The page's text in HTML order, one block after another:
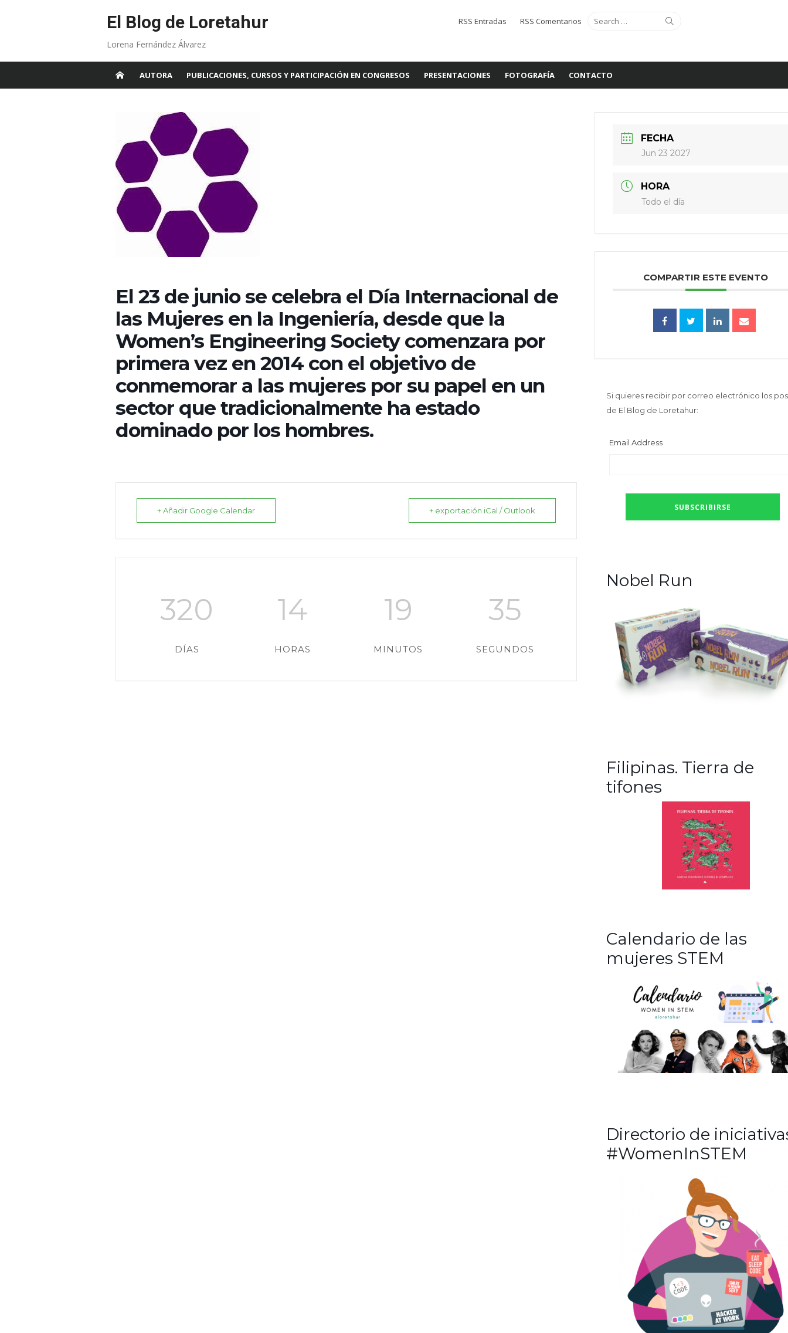
El Blog de Loretahur
Lorena Fernández Álvarez
Search
for:
RSS Entradas RSS Comentarios
AUTORA PUBLICACIONES, CURSOS Y PARTICIPACIÓN EN CONGRESOS PRESENTACIONES FOTOGRAFÍA CONTACTO
El 23 de junio se celebra el Día Internacional de
las Mujeres en la Ingeniería, desde que la
Women’s Engineering Society comenzara por
primera vez en 2014 con el objetivo de
conmemorar a las mujeres por su papel en un
sector que tradicionalmente ha estado
dominado por los hombres.
+ Añadir Google Calendar + exportación iCal / Outlook
320
DÍAS
14
HORAS
19
MINUTOS
34
SEGUNDOS
FECHA
Jun 23 2027
HORA
Todo el día
COMPARTIR ESTE EVENTO
Si quieres recibir por correo electrónico los
de El Blog de Loretahur:
Email Address
Nobel Run
Filipinas. Tierra de
tifones
Calendario de las
mujeres STEM
Directorio de
#WomenInSTEM